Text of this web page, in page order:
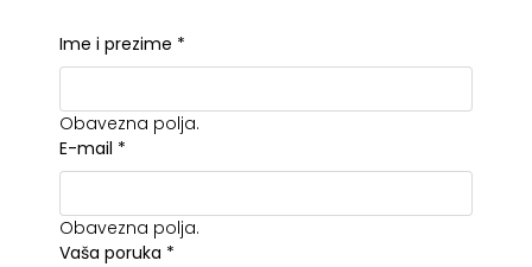
Ime i prezime *
Obavezna polja.
E-mail *
Obavezna polja.
Vaša poruka *